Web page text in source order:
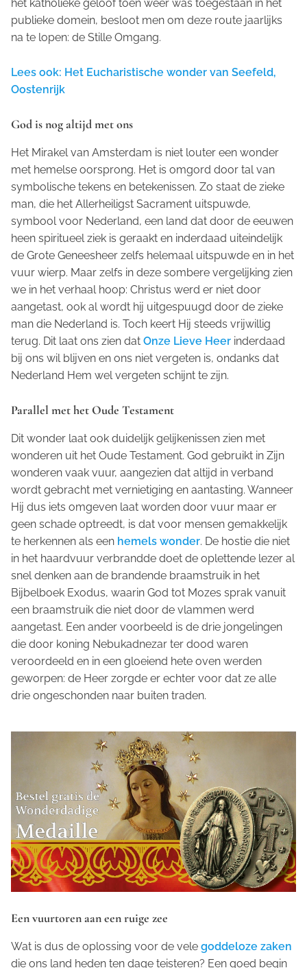
het katholieke geloof toen weer was toegestaan in het
publieke domein, besloot men om deze route jaarlijks
na te lopen: de Stille Omgang.
Lees ook: Het Eucharistische wonder van Seefeld,
Oostenrijk
God is nog altijd met ons
Het Mirakel van Amsterdam is niet louter een wonder
met hemelse oorsprong. Het is omgord door tal van
symbolische tekens en betekenissen. Zo staat de zieke
man, die het Allerheiligst Sacrament uitspuwde,
symbool voor Nederland, een land dat door de eeuwen
heen spiritueel ziek is geraakt en inderdaad uiteindelijk
de Grote Geneesheer zelfs helemaal uitspuwde en in het
vuur wierp. Maar zelfs in deze sombere vergelijking zien
we in het verhaal hoop: Christus werd er niet door
aangetast, ook al wordt hij uitgespuugd door de zieke
man die Nederland is. Toch keert Hij steeds vrijwillig
terug. Dit laat ons zien dat Onze Lieve Heer inderdaad
bij ons wil blijven en ons niet vergeten is, ondanks dat
Nederland Hem wel vergeten schijnt te zijn.
Parallel met het Oude Testament
Dit wonder laat ook duidelijk gelijkenissen zien met
wonderen uit het Oude Testament. God gebruikt in Zijn
wonderen vaak vuur, aangezien dat altijd in verband
wordt gebracht met vernietiging en aantasting. Wanneer
Hij dus iets omgeven laat worden door vuur maar er
geen schade optreedt, is dat voor mensen gemakkelijk
te herkennen als een hemels wonder. De hostie die niet
in het haardvuur verbrandde doet de oplettende lezer al
snel denken aan de brandende braamstruik in het
Bijbelboek Exodus, waarin God tot Mozes sprak vanuit
een braamstruik die niet door de vlammen werd
aangetast. Een ander voorbeeld is de drie jongelingen
die door koning Nebukadnezar ter dood waren
veroordeeld en in een gloeiend hete oven werden
geworpen: de Heer zorgde er echter voor dat ze alle
drie ongeschonden naar buiten traden.
Een vuurtoren aan een ruige zee
Wat is dus de oplossing voor de vele goddeloze zaken
die ons land heden ten dage teisteren? Een goed begin